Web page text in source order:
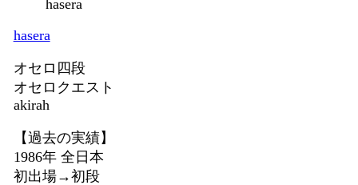
hasera
オセロ四段
オセロクエスト
akirah
【過去の実績】
1986年 全日本
初出場→初段